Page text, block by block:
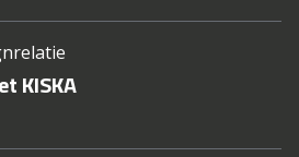
KISKA